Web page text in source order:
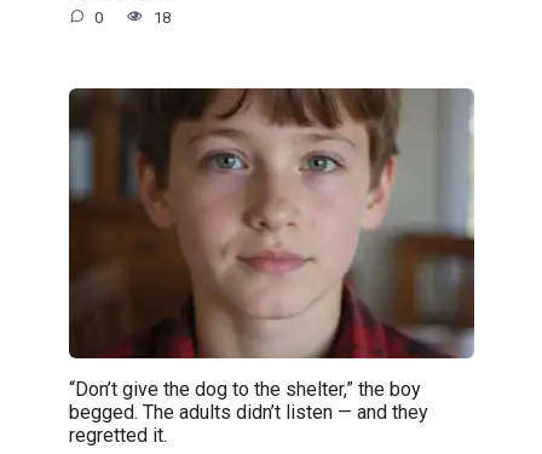
0 18
“Don’t give the dog to the shelter,” the boy
begged. The adults didn’t listen — and they
regretted it.